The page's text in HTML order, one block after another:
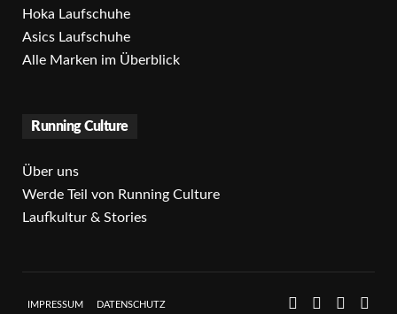
Hoka Laufschuhe
Asics Laufschuhe
Alle Marken im Überblick
Running Culture
Über uns
Werde Teil von Running Culture
Laufkultur & Stories
IMPRESSUM DATENSCHUTZ